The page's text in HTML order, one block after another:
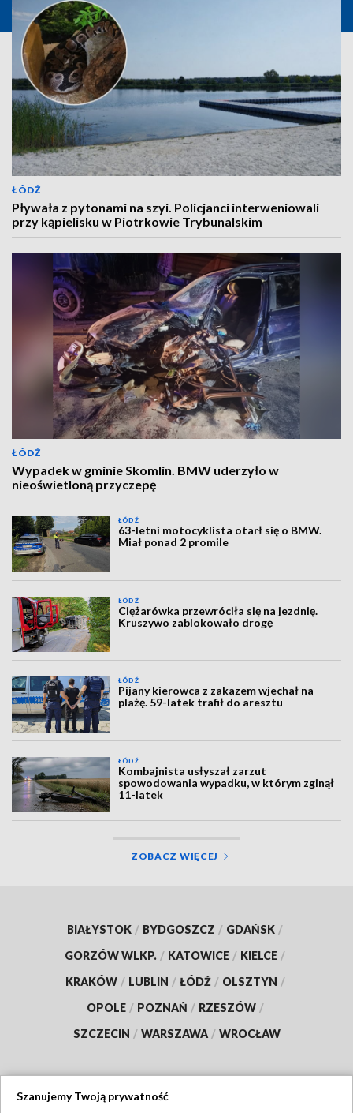
ŁÓDŹ
Pływała z pytonami na szyi. Policjanci interweniowali
przy kąpielisku w Piotrkowie Trybunalskim
ŁÓDŹ
Wypadek w gminie Skomlin. BMW uderzyło w
nieoświetloną przyczepę
ŁÓDŹ
63-letni motocyklista otarł się o BMW.
Miał ponad 2 promile
ŁÓDŹ
Ciężarówka przewróciła się na jezdnię.
Kruszywo zablokowało drogę
ŁÓDŹ
Pijany kierowca z zakazem wjechał na
plażę. 59-latek trafił do aresztu
ŁÓDŹ
Kombajnista usłyszał zarzut
spowodowania wypadku, w którym zginął
11-latek
ZOBACZ WIĘCEJ
BIAŁYSTOK / BYDGOSZCZ / GDAŃSK /
GORZÓW WLKP. / KATOWICE / KIELCE /
KRAKÓW / LUBLIN / ŁÓDŹ / OLSZTYN /
OPOLE / POZNAŃ / RZESZÓW /
SZCZECIN / WARSZAWA / WROCŁAW
Szanujemy Twoją prywatność